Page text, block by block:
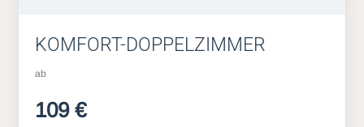
KOMFORT-DOPPELZIMMER
ab
109 €